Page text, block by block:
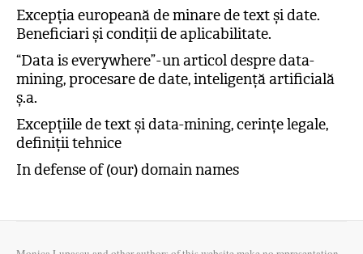
Excepția europeană de minare de text și date.
Beneficiari și condiții de aplicabilitate.
“Data is everywhere” - un articol despre data-
mining, procesare de date, inteligență artificială
ș.a.
Excepțiile de text și data-mining, cerințe legale,
definiții tehnice
In defense of (our) domain names